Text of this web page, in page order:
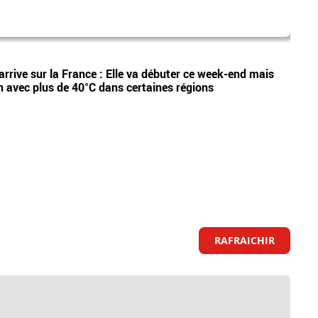
sur la France : Elle va débuter ce week-end mais
plus de 40°C dans certaines régions
RAFRAICHIR